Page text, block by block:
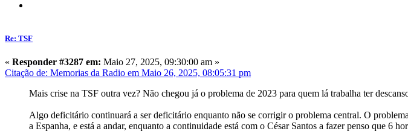
Re: TSF
« Responder #3287 em: Maio 27, 2025, 09:30:00 am »
Citação de: Memorias da Radio em Maio 26, 2025, 08:05:31 pm
Mais crise na TSF outra vez? Não chegou já o problema de 2023 para quem lá trabalha ter
Algo deficitário continuará a ser deficitário enquanto não se corrigir o problema central. O
a Espanha, e está a andar, enquanto a continuidade está com o César Santos a fazer penso que 6